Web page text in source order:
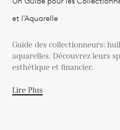
et l'Aquarelle
Guide des collectionneurs:
aquarelles. Découvrez leurs
esthétique et financier.
Lire Plus